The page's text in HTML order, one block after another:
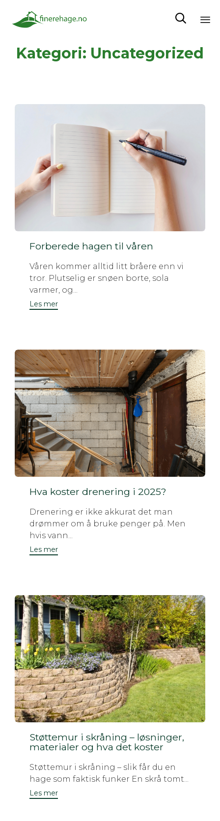

Kategori: Uncategorized
Forberede hagen til våren
Våren kommer alltid litt bråere enn vi
tror. Plutselig er snøen borte, sola
varmer, og...
Les mer
Hva koster drenering i 2025?
Drenering er ikke akkurat det man
drømmer om å bruke penger på. Men
hvis vann...
Les mer
Støttemur i skråning – løsninger,
materialer og hva det koster
Støttemur i skråning – slik får du en
hage som faktisk funker En skrå tomt...
Les mer